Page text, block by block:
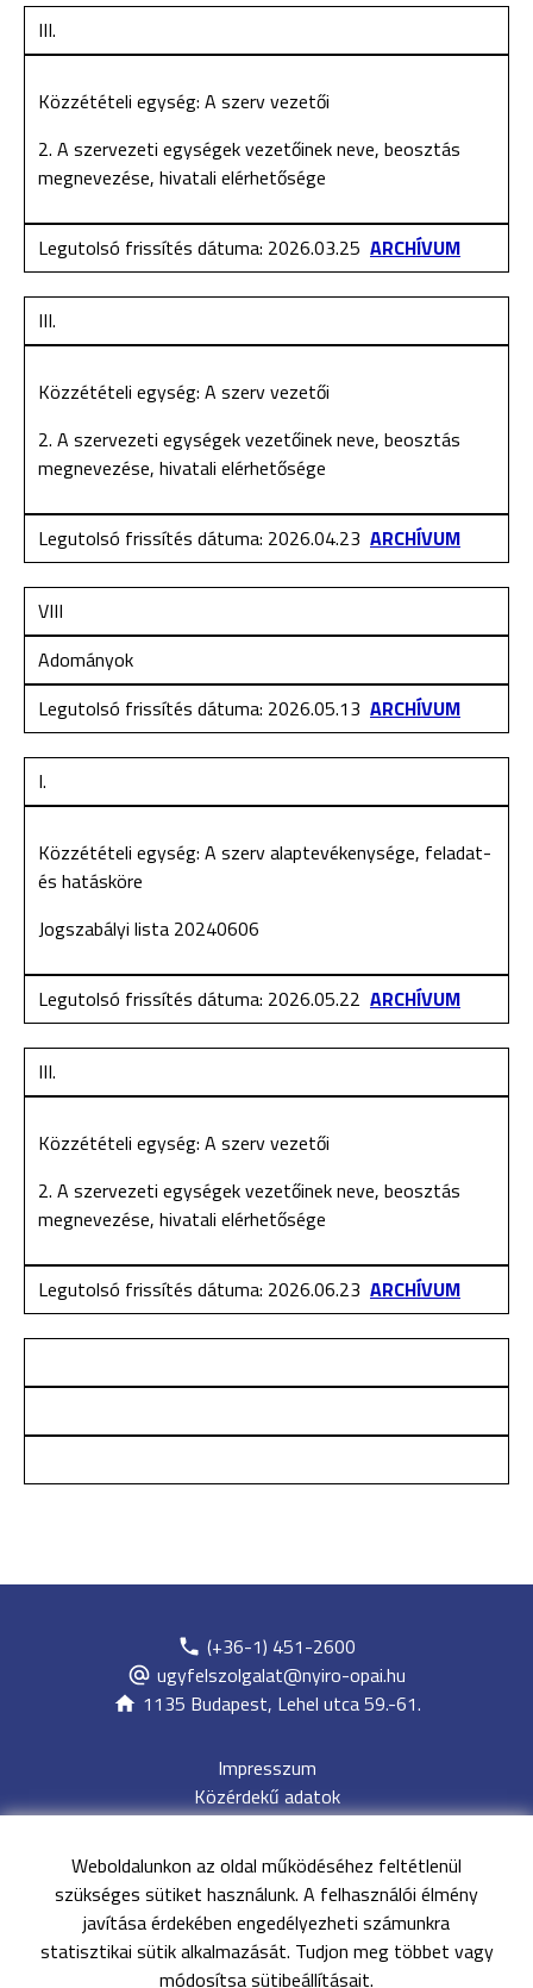
Weboldalunkon az oldal működéséhez feltétlenül
szükséges sütiket használunk. A felhasználói élmény
javítása érdekében engedélyezheti számunkra
statisztikai sütik alkalmazását. Tudjon meg többet vagy
módosítsa sütibeállításait.
III.
Közzétételi egység: A szerv vezetői
2. A szervezeti egységek vezetőinek neve, beosztás
megnevezése, hivatali elérhetősége
Legutolsó frissítés dátuma: 2026.03.25 ARCHÍVUM
III.
Közzétételi egység: A szerv vezetői
2. A szervezeti egységek vezetőinek neve, beosztás
megnevezése, hivatali elérhetősége
Legutolsó frissítés dátuma: 2026.04.23 ARCHÍVUM
VIII
Adományok
Legutolsó frissítés dátuma: 2026.05.13 ARCHÍVUM
I.
Közzétételi egység: A szerv alaptevékenysége, feladat-
és hatásköre
Jogszabályi lista 20240606
Legutolsó frissítés dátuma: 2026.05.22 ARCHÍVUM
III.
Közzétételi egység: A szerv vezetői
2. A szervezeti egységek vezetőinek neve, beosztás
megnevezése, hivatali elérhetősége
Legutolsó frissítés dátuma: 2026.06.23 ARCHÍVUM
(+36-1) 451-2600
ugyfelszolgalat@nyiro-opai.hu
1135 Budapest, Lehel utca 59.-61.
Impresszum
Közérdekű adatok
Adatvédelem
Jogi nyilatkozat
Archívum
Akadálymentesítési nyilatkozat
Oldaltérkép
EESZT